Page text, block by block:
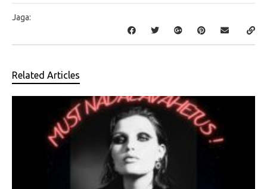
Jaga:
Related Articles